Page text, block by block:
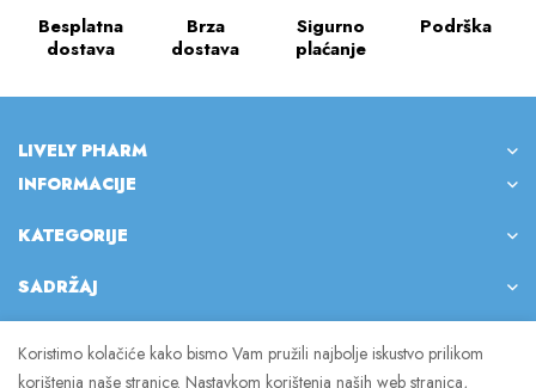
Besplatna
dostava
Brza
dostava
Sigurno
plaćanje
Podrška
LIVELY PHARM
INFORMACIJE
KATEGORIJE
SADRŽAJ
Koristimo kolačiće kako bismo Vam pružili najbolje iskustvo prilikom
korištenja naše stranice. Nastavkom korištenja naših web stranica,